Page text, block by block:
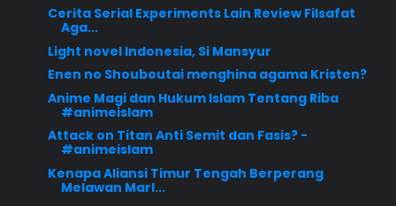
Cerita Serial Experiments Lain Review Filsafat
Aga...
Light novel Indonesia, Si Mansyur
Enen no Shouboutai menghina agama Kristen?
Anime Magi dan Hukum Islam Tentang Riba
#animeislam
Attack on Titan Anti Semit dan Fasis? -
#animeislam
Kenapa Aliansi Timur Tengah Berperang
Melawan Marl...